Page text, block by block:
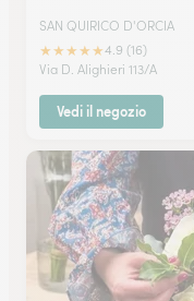
SAN QUIRICO D'ORCIA
★★★★★4.9 (16)
Via D. Alighieri 113/A
Vedi il negozio